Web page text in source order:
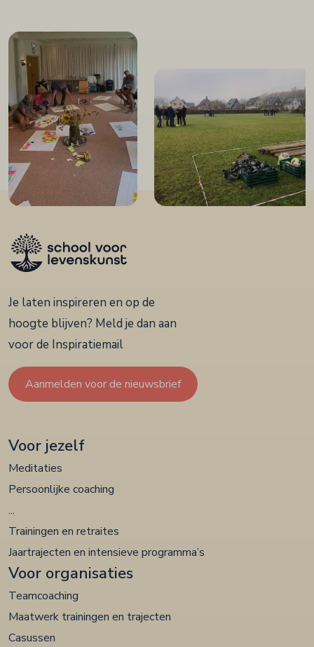
Je laten inspireren en op de
hoogte blijven? Meld je dan aan
voor de Inspiratiemail
Aanmelden voor de nieuwsbrief
Voor jezelf
Meditaties
Persoonlijke coaching
...
Trainingen en retraites
Jaartrajecten en intensieve programma’s
Voor organisaties
Teamcoaching
Maatwerk trainingen en trajecten
Casussen